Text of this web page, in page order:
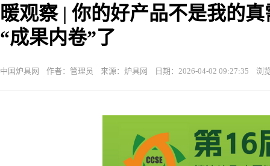
暖观察 | 你的好产品不是我的
“成果内卷”了
中国炉具网 作者：管理员 来源：炉具网 日期：2026-04-02 09:27:35 浏